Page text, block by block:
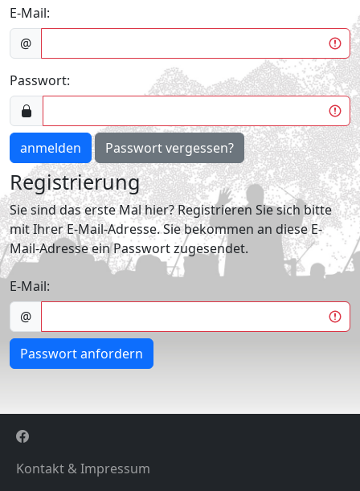
E-Mail:
@
Passwort:
anmelden Passwort vergessen?
Registrierung
Sie sind das erste Mal hier? Registrieren Sie sich bitte
mit Ihrer E-Mail-Adresse. Sie bekommen an diese E-
Mail-Adresse ein Passwort zugesendet.
E-Mail:
@
Passwort anfordern
Kontakt & Impressum